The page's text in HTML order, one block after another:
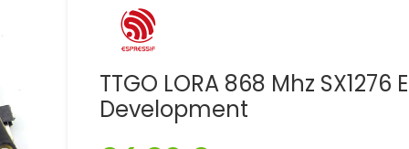
TTGO LORA 868 Mhz SX1276
Development